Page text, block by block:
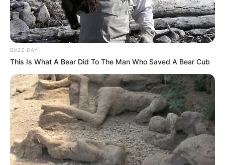
09:01 / 06 Avqust 2026 CƏMİYYƏT
DİQQƏT! Bu ərazilərdəişıq olmayacaq
35 0 0
BUZZ DAY
This Is What A Bear Did To The Man Who Saved A Bear Cub